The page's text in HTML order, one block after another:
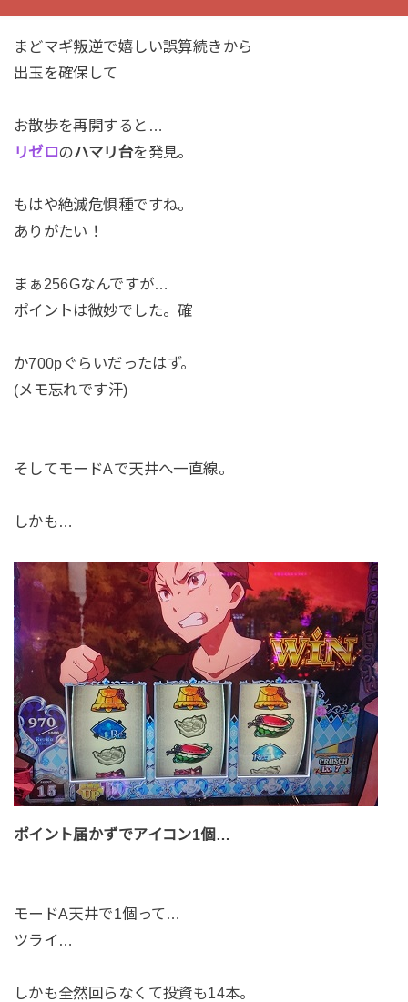
まどマギ叛逆で嬉しい誤算続きから
出玉を確保して
お散歩を再開すると…
リゼロのハマリ台を発見。
もはや絶滅危惧種ですね。
ありがたい！
まぁ256Gなんですが…
ポイントは微妙でした。確
か700pぐらいだったはず。
(メモ忘れです汗)
そしてモードAで天井へ一直線。
しかも…
ポイント届かずでアイコン1個…
モードA天井で1個って…
ツライ…
しかも全然回らなくて投資も14本。